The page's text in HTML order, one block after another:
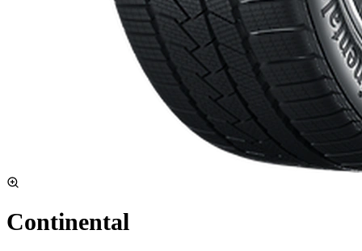
Continental